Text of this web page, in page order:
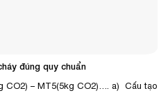
đúng quy chuẩn
CO2) – MT5(5kg CO2)…. a) Cấu tạo